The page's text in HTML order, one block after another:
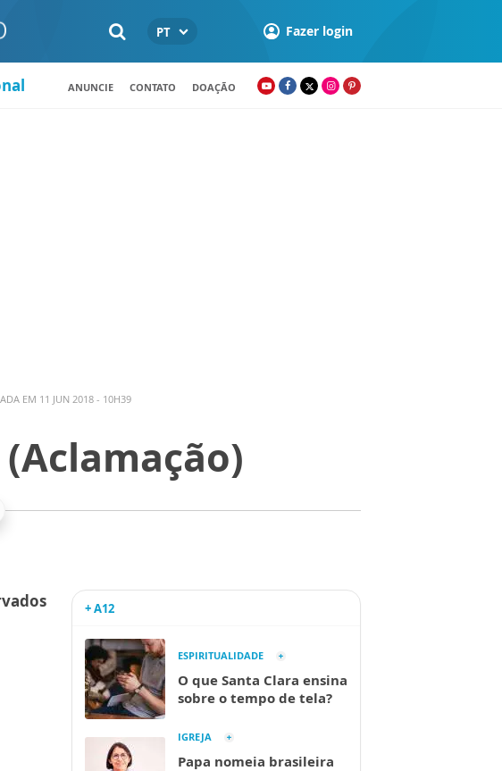
PT Fazer login
ANUNCIE CONTATO DOAÇÃO
EM 11 JUN 2018 - 10H39
+ A12
ESPIRITUALIDADE
O que Santa Clara ensina
sobre o tempo de tela?
IGREJA
Papa nomeia brasileira